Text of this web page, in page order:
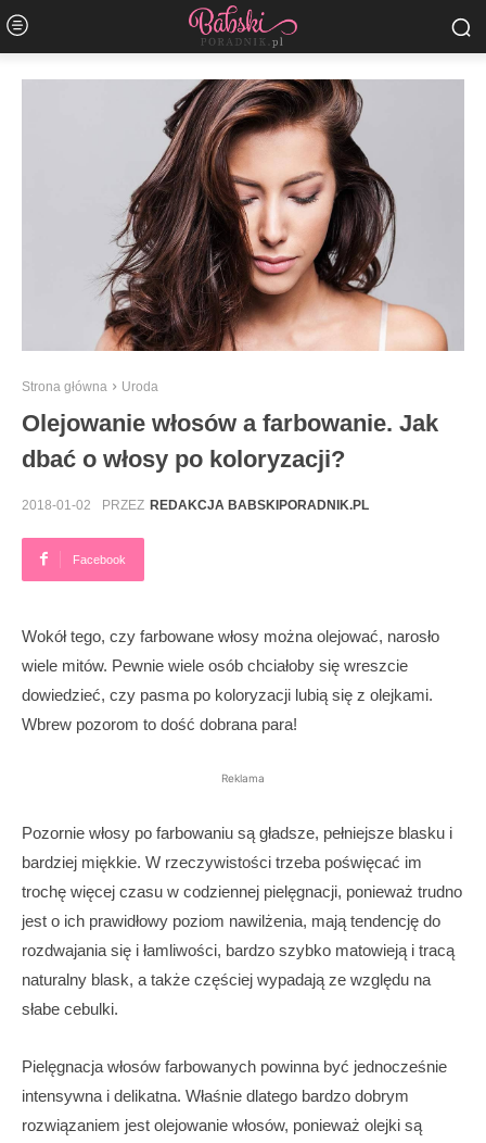
Strona główna Uroda
Olejowanie włosów a farbowanie. Jak
dbać o włosy po koloryzacji?
2018-01-02 PRZEZ REDAKCJA BABSKIPORADNIK.PL
Facebook
Wokół tego, czy farbowane włosy można olejować, narosło
wiele mitów. Pewnie wiele osób chciałoby się wreszcie
dowiedzieć, czy pasma po koloryzacji lubią się z olejkami.
Wbrew pozorom to dość dobrana para!
Reklama
Pozornie włosy po farbowaniu są gładsze, pełniejsze blasku i
bardziej miękkie. W rzeczywistości trzeba poświęcać im
trochę więcej czasu w codziennej pielęgnacji, ponieważ trudno
jest o ich prawidłowy poziom nawilżenia, mają tendencję do
rozdwajania się i łamliwości, bardzo szybko matowieją i tracą
naturalny blask, a także częściej wypadają ze względu na
słabe cebulki.
Pielęgnacja włosów farbowanych powinna być jednocześnie
intensywna i delikatna. Właśnie dlatego bardzo dobrym
rozwiązaniem jest olejowanie włosów, ponieważ olejki są